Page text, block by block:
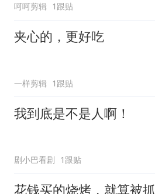
呵呵剪辑 1跟贴
夹心的，更好吃
一样剪辑 1跟贴
我到底是不是人啊！
剧小巴看剧 1跟贴
花钱买的烧烤，就算被抓